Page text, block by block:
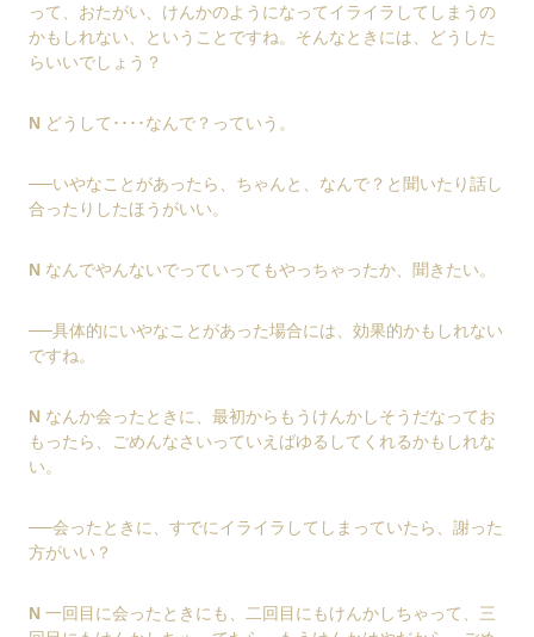
って、おたがい、けんかのようになってイライラしてしまうの
かもしれない、ということですね。そんなときには、どうした
らいいでしょう？
N どうして････なんで？っていう。
──いやなことがあったら、ちゃんと、なんで？と聞いたり話し
合ったりしたほうがいい。
N なんでやんないでっていってもやっちゃったか、聞きたい。
──具体的にいやなことがあった場合には、効果的かもしれない
ですね。
N なんか会ったときに、最初からもうけんかしそうだなってお
もったら、ごめんなさいっていえばゆるしてくれるかもしれな
い。
──会ったときに、すでにイライラしてしまっていたら、謝った
方がいい？
N 一回目に会ったときにも、二回目にもけんかしちゃって、三